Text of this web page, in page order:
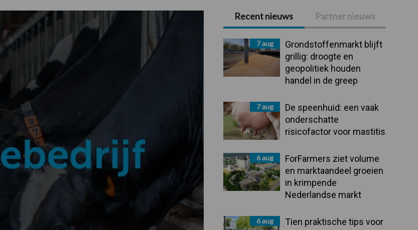
Primaire
Sidebar
Recent nieuws Partner nieuws
7 aug
Grondstoffenmarkt blijft
grillig: droogte en
geopolitiek houden
handel in de greep
7 aug
De speenhuid: een vaak
onderschatte
risicofactor voor mastitis
6 aug
ForFarmers ziet volume
en marktaandeel groeien
in krimpende
Nederlandse markt
6 aug
Tien praktische tips voor